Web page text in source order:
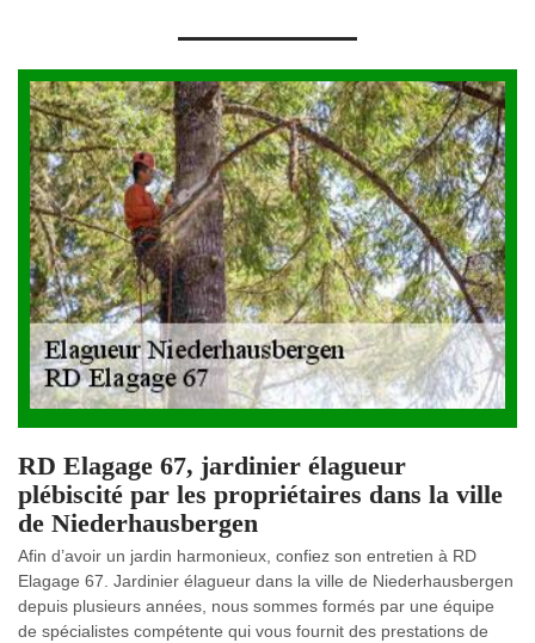
RD Elagage 67, jardinier élagueur
plébiscité par les propriétaires dans la ville
de Niederhausbergen
Afin d’avoir un jardin harmonieux, confiez son entretien à RD
Elagage 67. Jardinier élagueur dans la ville de Niederhausbergen
depuis plusieurs années, nous sommes formés par une équipe
de spécialistes compétente qui vous fournit des prestations de